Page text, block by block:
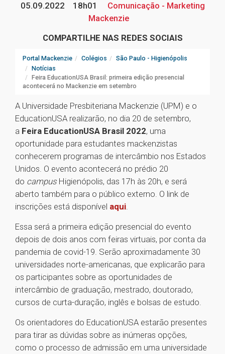
05.09.2022
18h01
Comunicação - Marketing
Mackenzie
COMPARTILHE NAS REDES SOCIAIS
Portal Mackenzie Colégios
São Paulo - Higienópolis
Notícias
Feira EducationUSA Brasil: primeira edição presencial
acontecerá no Mackenzie em setembro
A Universidade Presbiteriana Mackenzie (UPM) e o
EducationUSA realizarão, no dia 20 de setembro,
a Feira EducationUSA Brasil 2022, uma
oportunidade para estudantes mackenzistas
conhecerem programas de intercâmbio nos Estados
Unidos. O evento acontecerá no prédio 20
do campus Higienópolis, das 17h às 20h, e será
aberto também para o público externo. O link de
inscrições está disponível aqui.
Essa será a primeira edição presencial do evento
depois de dois anos com feiras virtuais, por conta da
pandemia de covid-19. Serão aproximadamente 30
universidades norte-americanas, que explicarão para
os participantes sobre as oportunidades de
intercâmbio de graduação, mestrado, doutorado,
cursos de curta-duração, inglês e bolsas de estudo.
Os orientadores do EducationUSA estarão presentes
para tirar as dúvidas sobre as inúmeras opções,
como o processo de admissão em uma universidade